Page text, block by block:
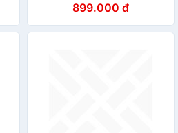
899.000 đ